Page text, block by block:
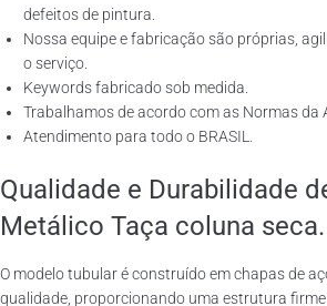
defeitos de pintura.
Nossa equipe e fabricação são próprias,
o serviço.
Keywords fabricado sob medida.
Trabalhamos de acordo com as Normas da
Atendimento para todo o BRASIL.
Qualidade e Durabilidade
Metálico Taça coluna seca.
O modelo tubular é construído em chapas de
qualidade, proporcionando uma estrutura firme